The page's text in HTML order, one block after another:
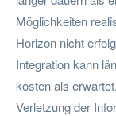
Möglichkeiten
Horizon nicht
Integration kann
kosten als
Verletzung der